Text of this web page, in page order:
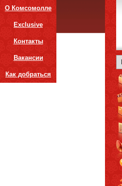
О Комсомолле
Exclusive
Контакты
Вакансии
Как добраться